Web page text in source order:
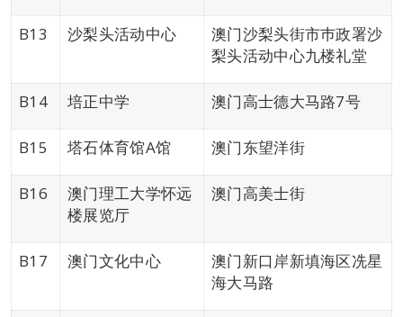
B13 沙梨头活动中心
澳门沙梨头街市巿政署沙
梨头活动中心九楼礼堂
B14 培正中学 澳门高士德大马路7号
B15 塔石体育馆A馆 澳门东望洋街
B16
澳门理工大学怀远
楼展览厅
澳门高美士街
B17 澳门文化中心
澳门新口岸新填海区冼星
海大马路